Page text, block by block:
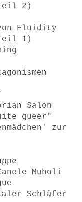
2)
von Fluidity
1)
Salon
queer"
zur
Muholi
Schläfer